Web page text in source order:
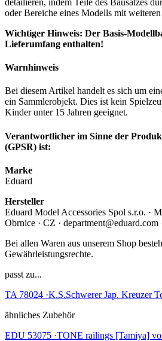
oder Bereiche eines Modells mit
Wichtiger Hinweis: Der Basis-
Lieferumfang enthalten!
Warnhinweis
Bei diesem Artikel handelt es sich um
ein Sammlerobjekt. Dies ist kein
Kinder unter 15 Jahren geeignet.
Verantwortlicher im Sinne der
(GPSR) ist:
Marke
Eduard
Hersteller
Eduard Model Accessories Spol s.r.o. ·
Obrnice · CZ ·
Bei allen Waren aus unserem Shop
Gewährleistungsrechte.
passt zu...
TA 78024 ·K.S.Schwerer Jap. Kreuzer
ähnliches Zubehör
EDU 53075 ·TONE railings [Tamiya]